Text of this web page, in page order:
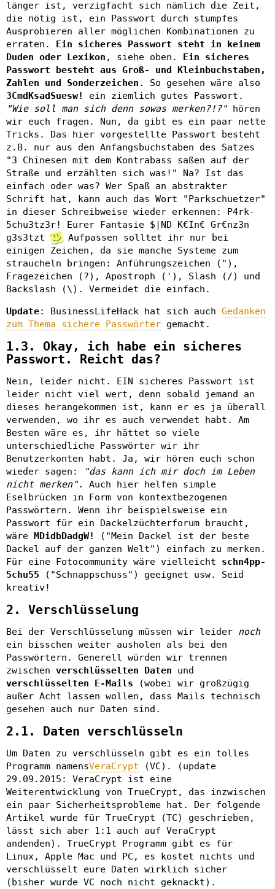
länger ist, verzigfacht sich nämlich die Zeit,
die nötig ist, ein Passwort durch stumpfes
Ausprobieren aller möglichen Kombinationen zu
erraten. Ein sicheres Passwort steht in keinem
Duden oder Lexikon , siehe oben. Ein sicheres
Passwort besteht aus Groß- und Kleinbuchstaben,
Zahlen und Sonderzeichen . So gesehen wäre also
3CmdKsadSuesw!
ein ziemlich gutes Passwort.
"Wie soll man sich denn sowas merken?!?"hören
wir euch fragen. Nun, da gibt es ein paar nette
Tricks. Das hier vorgestellte Passwort besteht
z.B. nur aus den Anfangsbuchstaben des Satzes
"3 Chinesen mit dem Kontrabass saßen auf der
Straße und erzählten sich was!" Na? Ist das
einfach oder was? Wer Spaß an abstrakter
Schrift hat, kann auch das Wort "Parkschuetzer"
in dieser Schreibweise wieder erkennen: P4rk-
5chu3tz3r! Eurer Fantasie $|ND K€In€ Gr€nz3n
g3s3tzt
Aufpassen solltet ihr nur bei
einigen Zeichen, da sie manche Systeme zum
straucheln bringen: Anführungszeichen ("),
Fragezeichen (?), Apostroph ('), Slash (/) und
Backslash (\). Vermeidet die einfach.
Update: BusinessLifeHack hat sich auch Gedanken
zum Thema sichere Passwörter gemacht.
1.3. Okay, ich habe ein sicheres
Passwort. Reicht das?
Nein, leider nicht. EIN sicheres Passwort ist
leider nicht viel wert, denn sobald jemand an
dieses herangekommen ist, kann er es ja überall
verwenden, wo ihr es auch verwendet habt. Am
Besten wäre es, ihr hättet so viele
unterschiedliche Passwörter wir ihr
Benutzerkonten habt. Ja, wir hören euch schon
wieder sagen:
"das kann ich mir doch im Leben
nicht merken".
Auch hier helfen simple
Eselbrücken in Form von kontextbezogenen
Passwörtern. Wenn ihr beispielsweise ein
Passwort für ein Dackelzüchterforum braucht,
wäre MDidbDadgW!
("Mein Dackel ist der beste
Dackel auf der ganzen Welt") einfach zu merken.
Für eine Fotocommunity wäre vielleicht schn4pp-
5chu55 ("Schnappschuss") geeignet usw. Seid
kreativ!
2. Verschlüsselung
Bei der Verschlüsselung müssen wir leider noch
ein bisschen weiter ausholen als bei den
Passwörtern. Generell würden wir trennen
zwischen verschlüsselten Daten und
verschlüsselten E-Mails (wobei wir großzügig
außer Acht lassen wollen, dass Mails technisch
gesehen auch nur Daten sind.
2.1. Daten verschlüsseln
Um Daten zu verschlüsseln gibt es ein tolles
Programm namensVeraCrypt (VC). (update
29.09.2015: VeraCrypt ist eine
Weiterentwicklung von TrueCrypt, das inzwischen
ein paar Sicherheitsprobleme hat. Der folgende
Artikel wurde für TrueCrypt (TC) geschrieben,
lässt sich aber 1:1 auch auf VeraCrypt
andenden). TrueCrypt Programm gibt es für
Linux, Apple Mac und PC, es kostet nichts und
verschlüsselt eure Daten wirklich sicher
(bisher wurde VC noch nicht geknackt).